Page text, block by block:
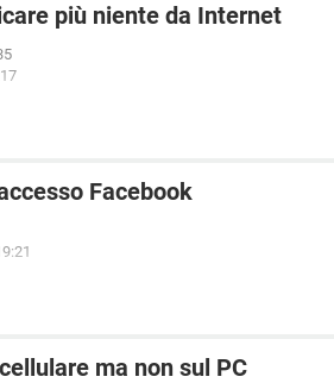
più niente da Internet
Facebook
ma non sul PC